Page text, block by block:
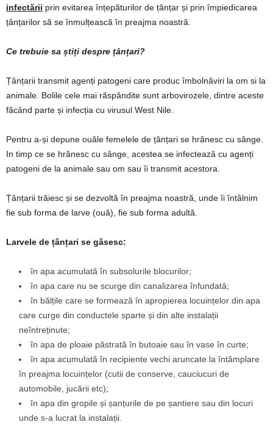
infectării prin evitarea înțepăturilor de țânțar și prin împiedicarea
țânțarilor să se înmulțească în preajma noastră.
Ce trebuie sa știți despre țânțari?
Țânțarii transmit agenți patogeni care produc îmbolnăviri la om si la
animale. Bolile cele mai răspândite sunt arbovirozele, dintre aceste
făcând parte și infecția cu virusul West Nile.
Pentru a-și depune ouăle femelele de țânțari se hrănesc cu sânge.
In timp ce se hrănesc cu sânge, acestea se infectează cu agenți
patogeni de la animale sau om sau îi transmit acestora.
Țânțarii trăiesc și se dezvoltă în preajma noastră, unde îi întâlnim
fie sub forma de larve (ouă), fie sub forma adultă.
Larvele de țânțari se găsesc:
în apa acumulată în subsolurile blocurilor;
în apa care nu se scurge din canalizarea înfundată;
în bălțile care se formează în apropierea locuințelor din apa
care curge din conductele sparte și din alte instalații
neîntreținute;
în apa de ploaie păstrată în butoaie sau în vase în curte;
în apa acumulată în recipiente vechi aruncate la întâmplare
în preajma locuințelor (cutii de conserve, cauciucuri de
automobile, jucării etc);
în apa din gropile și șanțurile de pe șantiere sau din locuri
unde s-a lucrat la instalații.